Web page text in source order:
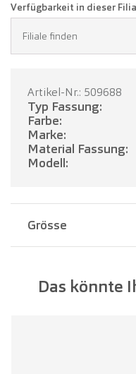
Verfügbarkeit in dieser
Filiale finden
Artikel-Nr.: 509688
Typ Fassung:
Farbe:
Marke:
Material Fassung:
Modell:
Grösse
Glasbreite:
Das könnte